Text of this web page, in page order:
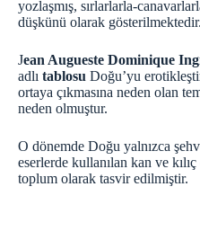
yozlaşmış, sırlarlarla-
düşkünü olarak gösterilmektedir.
Jean Augueste Dominique
adlı tablosu Doğu’yu
ortaya çıkmasına neden olan
neden olmuştur.
O dönemde Doğu yalnızca
eserlerde kullanılan kan ve
toplum olarak tasvir edilmiştir.